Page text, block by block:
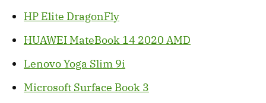
HP Elite DragonFly
HUAWEI MateBook 14 2020 AMD
Lenovo Yoga Slim 9i
Microsoft Surface Book 3